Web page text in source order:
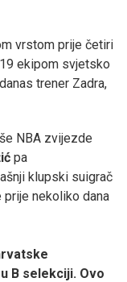
vrstom prije četiri
ekipom svjetsko
trener Zadra,
NBA zvijezde
pa
klupski suigrač
prije nekoliko dana
B selekciji. Ovo